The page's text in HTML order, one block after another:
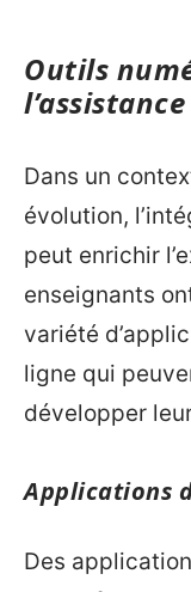
Outils
Dans un
évolution,
peut enrichir
enseignants
variété
ligne qui
développer
Applications
Des